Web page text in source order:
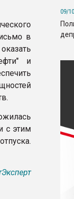
в
и
с этим
09/